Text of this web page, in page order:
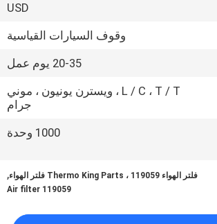
USD
وقوف السيارات القياسية
20-35 يوم عمل
L / C ، T / T ، ويسترن يونيون ، موني
جرام
1000 وحدة
فلتر الهواء Thermo King Parts ، 119059 فلتر الهواء ,
119059 Air filter